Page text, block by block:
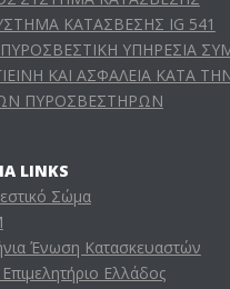
ΚΑΤΑΣΒΕΣΗΣ IG 541
ΥΠΗΡΕΣΙΑ
ΚΑΙ ΑΣΦΑΛΕΙΑ ΚΑΤΑ
ΠΥΡΟΣΒΕΣΤΗΡΩΝ
LINKS
Σώμα
Ένωση Κατασκευαστών
Ελλάδος